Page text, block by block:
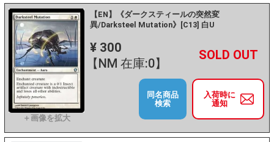
【EN】《ダークスティールの突然変
異/Darksteel Mutation》[C13] 白U
¥ 300
【NM 在庫:0】
－ +
入荷時に
通知
同名商品
検索